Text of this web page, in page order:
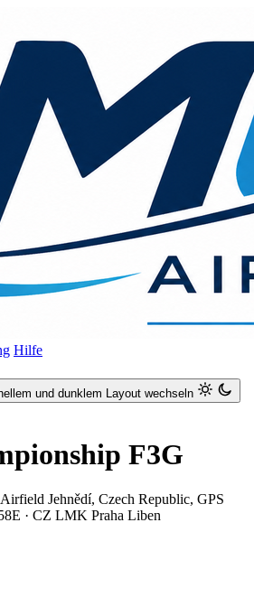
Hilfe
und dunklem Layout wechseln
F3G
Airfield Jehnědí, Czech Republic, GPS
· CZ LMK Praha Liben